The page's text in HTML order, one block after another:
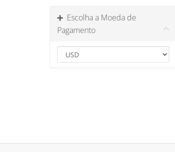
Escolha a Moeda de
Pagamento